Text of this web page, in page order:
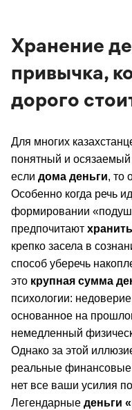
Хранение
привычка,
дорого
Для многих
понятный и осязаемый
если дома деньги, то
Особенно когда речь
формировании
предпочитают
крепко засела в
способ уберечь
это крупная сумма
психологии:
основанное на
немедленный
Однако за этой
реальные финансовые
нет все ваши усилия
Легендарные деньги